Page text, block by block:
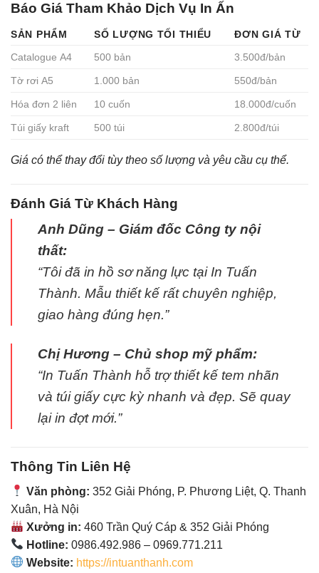
Báo Giá Tham Khảo Dịch Vụ In Ấn
SẢN PHẨM SỐ LƯỢNG TỐI THIỂU
ĐƠN GIÁ TỪ
Catalogue A4
500 bản 3.500đ/bản
Tờ rơi A5 1.000 bản 550đ/bản
Hóa đơn 2 liên 10 cuốn 18.000đ/cuốn
Túi giấy kraft 500 túi 2.800đ/túi
Giá có thể thay đổi tùy theo số lượng và yêu cầu cụ thể.
Đánh Giá Từ Khách Hàng
Anh Dũng – Giám đốc Công ty nội
thất:
“Tôi đã in hồ sơ năng lực tại In Tuấn
Thành. Mẫu thiết kế rất chuyên nghiệp,
giao hàng đúng hẹn.”
Chị Hương – Chủ shop mỹ phẩm:
“In Tuấn Thành hỗ trợ thiết kế tem nhãn
và túi giấy cực kỳ nhanh và đẹp. Sẽ quay
lại in đợt mới.”
Thông Tin Liên Hệ
Văn phòng: 352 Giải Phóng, P. Phương Liệt, Q. Thanh
Xuân, Hà Nội
Xưởng in: 460 Trần Quý Cáp & 352 Giải Phóng
Hotline: 0986.492.986 – 0969.771.211
Website: https://intuanthanh.com